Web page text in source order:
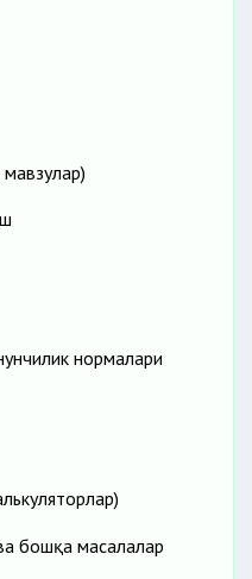
нормалари
бошқа масалалар